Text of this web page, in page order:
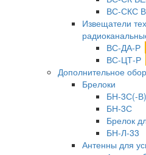
ВС-СКС
Извещатели
ВС-ДА-Р
ВС-ЦТ-Р
Дополнительное
Брелоки
БН-3С(-В)
БН-3С
Брелок
БН-Л-33
Антенны для